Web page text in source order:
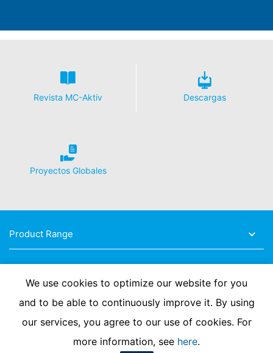
Revista MC-Aktiv Descargas
Proyectos Globales
Product Range
We use cookies to optimize our website for you
and to be able to continuously improve it. By using
our services, you agree to our use of cookies. For
more information, see here.